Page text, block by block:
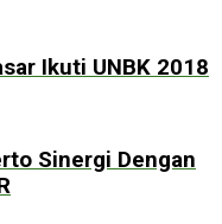
Ikuti UNBK 2018
Sinergi Dengan